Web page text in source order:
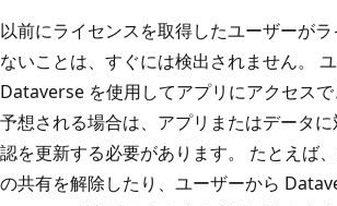
以前にライセンスを取得したユーザーが
ないことは、すぐには検出されません。
Dataverse を使用してアプリにアクセス
予想される場合は、アプリまたはデータ
認を更新する必要があります。 たとえば
の共有を解除したり、ユーザーから